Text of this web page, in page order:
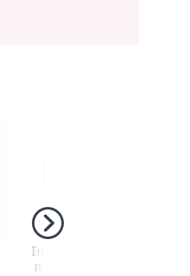
Imprimante RB pour
machine à emballer